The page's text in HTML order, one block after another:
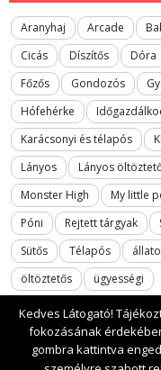
Aranyhaj Arcade
Cicás
Díszítős Dóra
Főzős
Gondozós
Hófehérke
Karácsonyi és télapós
Lányos
Lányos
Monster High
My little
Póni
Rejtett tárgyak
Sütős
Télapós
öltöztetős
ügyességi
2017 All rights reserved.
Kedves Látogató!
fokozásának
gombra kattintva